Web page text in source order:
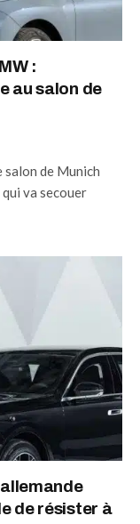
:
au salon de
de Munich
va secouer
de résister à